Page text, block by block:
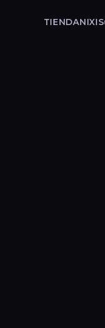
TIENDANIXIS